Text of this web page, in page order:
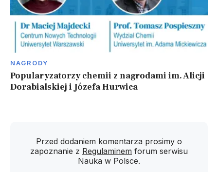
NAGRODY
Popularyzatorzy chemii z nagrodami im. Alicji
Dorabialskiej i Józefa Hurwica
Przed dodaniem komentarza prosimy o
zapoznanie z Regulaminem forum serwisu
Nauka w Polsce.